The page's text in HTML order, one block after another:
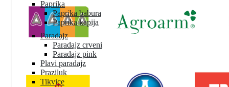
Paprika
Paprika babura
Paprika kapija
Paradajz
Paradajz crveni
Paradajz pink
Plavi paradajz
Praziluk
Tikvice